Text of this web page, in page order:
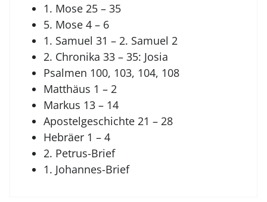
1. Mose 25 – 35
5. Mose 4 – 6
1. Samuel 31 – 2. Samuel 2
2. Chronika 33 – 35: Josia
Psalmen 100, 103, 104, 108
Matthäus 1 – 2
Markus 13 – 14
Apostelgeschichte 21 – 28
Hebräer 1 – 4
2. Petrus-Brief
1. Johannes-Brief